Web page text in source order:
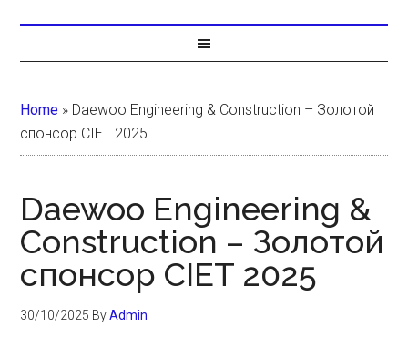
Home » Daewoo Engineering & Construction – Золотой
спонсор CIET 2025
Daewoo Engineering &
Construction – Золотой
спонсор CIET 2025
30/10/2025 ByAdmin